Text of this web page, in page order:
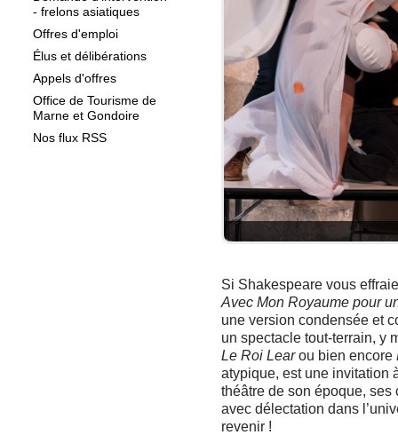
- frelons asiatiques
Offres d'emploi
Élus et délibérations
Appels d'offres
Office de Tourisme de
Marne et Gondoire
Nos flux RSS
Si Shakespeare vous
Avec Mon Royaume pour
une version condensée et
un spectacle tout-terrain, y
Le Roi Learou bien encore
atypique, est une invitation
théâtre de son époque,
avec délectation dans
revenir !